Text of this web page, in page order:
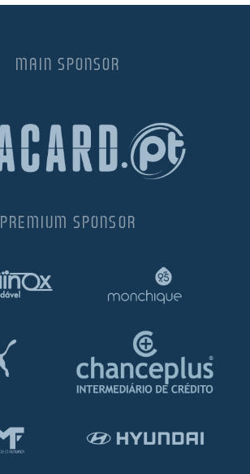
MAIN SPONSOR
PREMIUM SPONSOR